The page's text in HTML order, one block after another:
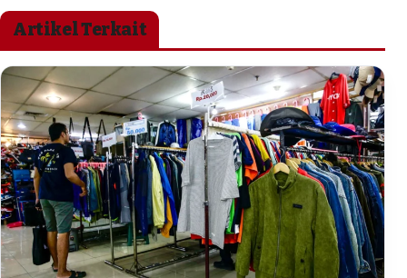
Artikel Terkait